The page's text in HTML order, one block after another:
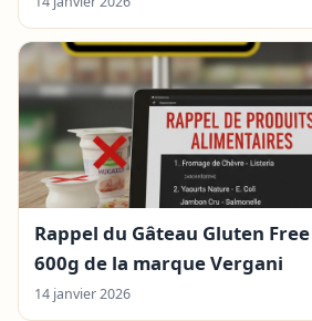
Rappel du Gâteau Gluten
600g de la marque Vergani
14 janvier 2026